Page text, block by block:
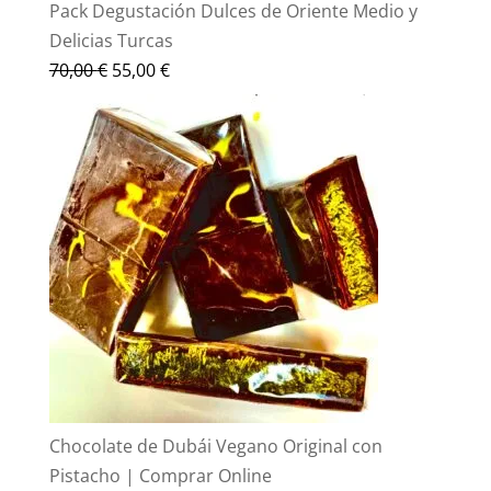
Pack Degustación Dulces de Oriente Medio y
Delicias Turcas
70,00€ El
original
era:
70,00 €.
55,00€El
actual
es:
55,00 €.
Chocolate de Dubái Vegano Original con
Pistacho | Comprar Online